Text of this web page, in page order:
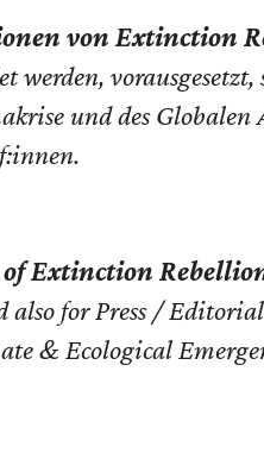
von Extinction
werden,
und des Globalen
of Extinction
for Press /
& Ecological